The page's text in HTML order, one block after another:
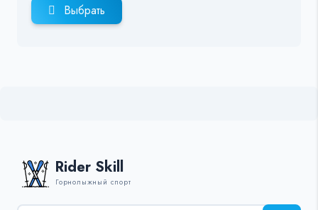
Выбрать
Rider Skill
Горнолыжный спорт